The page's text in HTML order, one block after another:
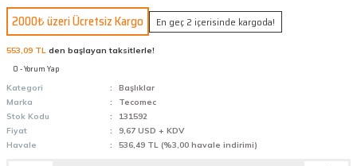
2000₺ üzeri Ücretsiz Kargo En geç 2 içerisinde kargoda!
553,09 TL den başlayan taksitlerle!
0 - Yorum Yap
Kategori
Başlıklar
Marka
Tecomec
Stok Kodu
131592
Fiyat
9,67 USD + KDV
Havale
536,49 TL (%3,00 havale indirimi)